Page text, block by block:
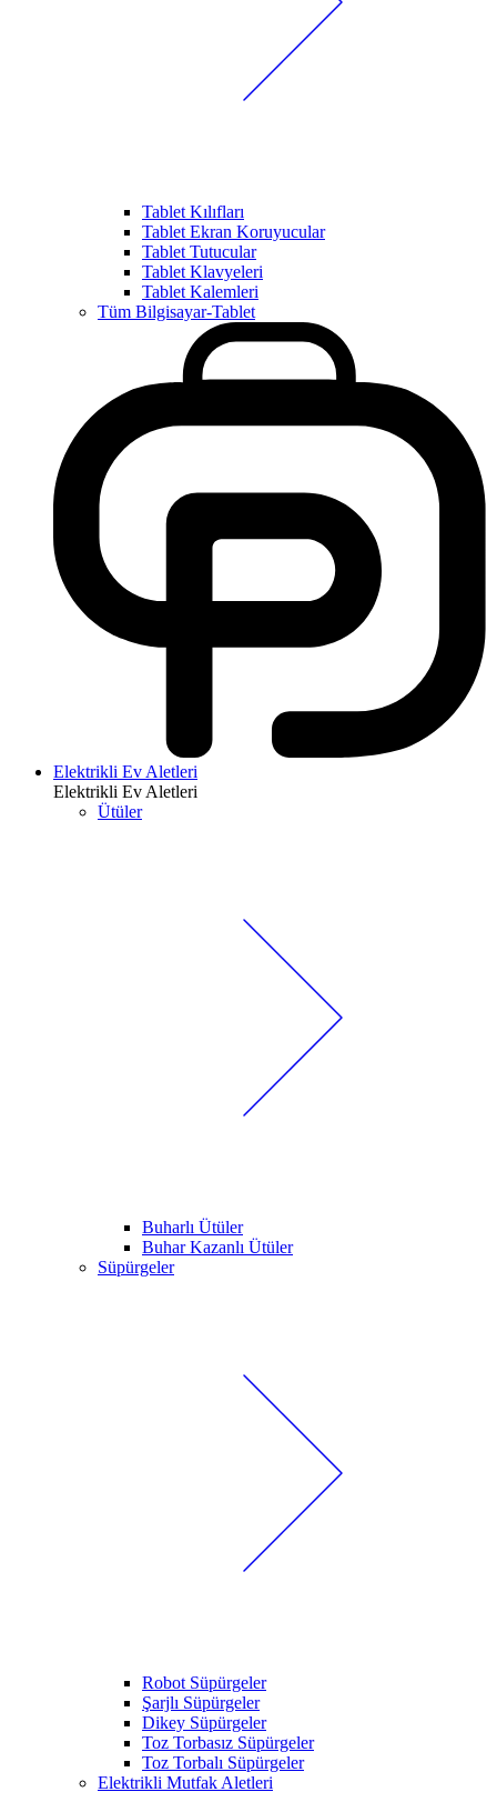
Tablet Kılıfları
Tablet Ekran Koruyucular
Tablet Tutucular
Tablet Klavyeleri
Tablet Kalemleri
Tüm Bilgisayar-Tablet
Elektrikli Ev Aletleri
Elektrikli Ev Aletleri
Ütüler
Buharlı Ütüler
Buhar Kazanlı Ütüler
Süpürgeler
Robot Süpürgeler
Şarjlı Süpürgeler
Dikey Süpürgeler
Toz Torbasız Süpürgeler
Toz Torbalı Süpürgeler
Elektrikli Mutfak Aletleri